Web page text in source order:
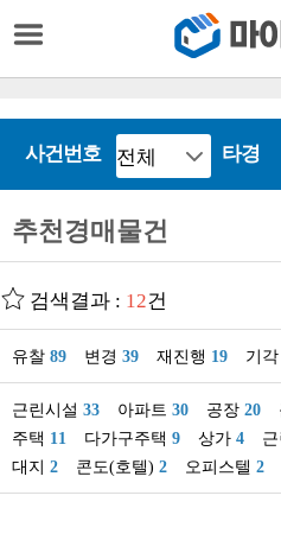
사건번호 타경
추천경매물건
검색결과 : 12건
유찰 89 변경 39 재진행 19 기각
근린시설 33 아파트 30 공장 20
주택 11 다가구주택 9 상가 4
대지 2 콘도(호텔) 2 오피스텔 2